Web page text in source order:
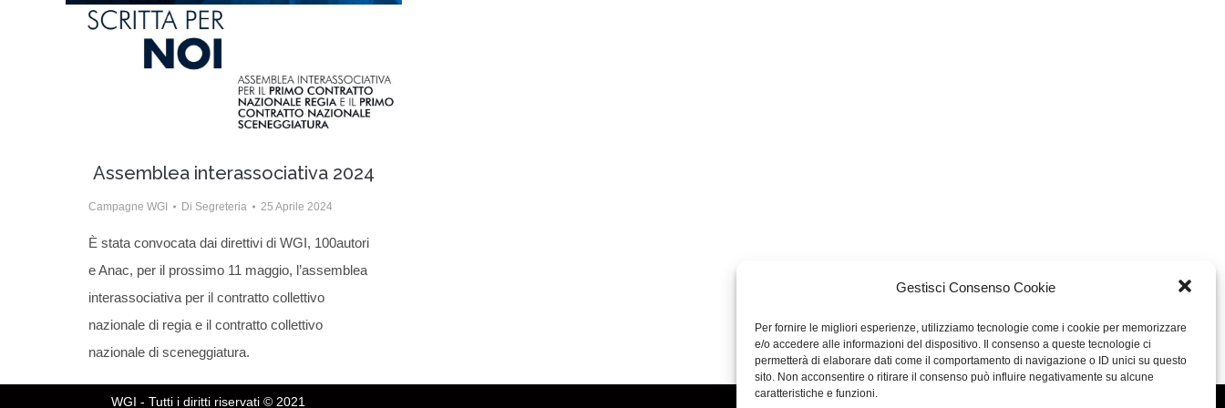
Gestisci Consenso Cookie
Per fornire le migliori esperienze, utilizziamo tecnologie come i cookie per memorizzare
e/o accedere alle informazioni del dispositivo. Il consenso a queste tecnologie ci
permetterà di elaborare dati come il comportamento di navigazione o ID unici su questo
sito. Non acconsentire o ritirare il consenso può influire negativamente su alcune
caratteristiche e funzioni.
Assemblea interassociativa 2024
Campagne WGI Di Segreteria 25 Aprile 2024
È stata convocata dai direttivi di WGI, 100autori
e Anac, per il prossimo 11 maggio, l’assemblea
interassociativa per il contratto collettivo
nazionale di regia e il contratto collettivo
nazionale di sceneggiatura.
WGI - Tutti i diritti riservati © 2021